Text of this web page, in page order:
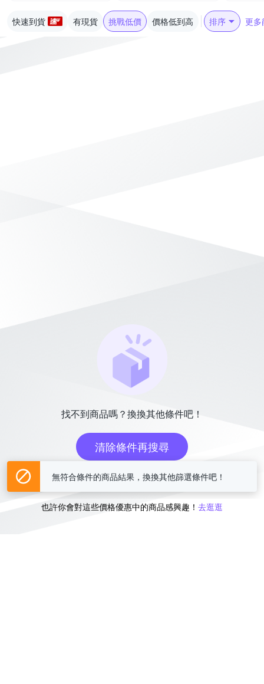
快速到貨 有現貨 挑戰低價 價格低到高 排序 更多
找不到商品嗎？換換其他條件吧！
清除條件再搜尋
或
也許你會對這些價格優惠中的商品感興趣！ 去逛逛
無符合條件的商品結果，換換其他篩選條件吧！